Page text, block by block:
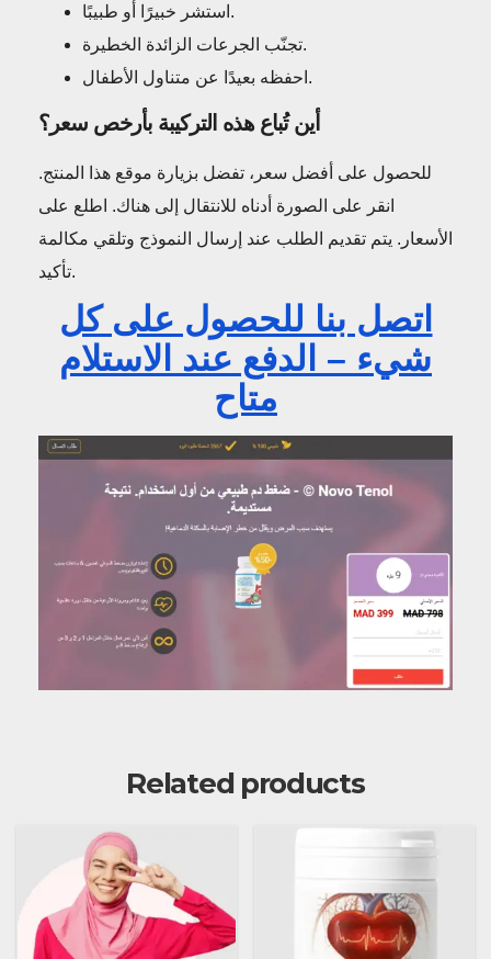
استشر خبيرًا أو طبيبًا.
تجنّب الجرعات الزائدة الخطيرة.
احفظه بعيدًا عن متناول الأطفال.
أين تُباع هذه التركيبة بأرخص سعر؟
للحصول على أفضل سعر، تفضل بزيارة موقع هذا المنتج.
انقر على الصورة أدناه للانتقال إلى هناك. اطلع على
الأسعار. يتم تقديم الطلب عند إرسال النموذج وتلقي مكالمة
تأكيد.
اتصل بنا للحصول على كل
شيء – الدفع عند الاستلام
متاح
Related products